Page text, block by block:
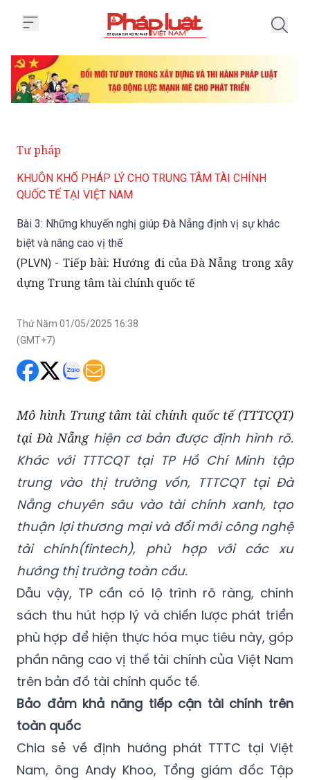
Tư pháp
KHUÔN KHỔ PHÁP LÝ CHO TRUNG TÂM TÀI CHÍNH
QUỐC TẾ TẠI VIỆT NAM
Bài 3: Những khuyến nghị giúp Đà Nẵng định vị sự khác
biệt và nâng cao vị thế
(PLVN) - Tiếp bài: Hướng đi của Đà Nẵng trong xây
dựng Trung tâm tài chính quốc tế
Thứ Năm 01/05/2025 16:38
(GMT+7)
Mô hình Trung tâm tài chính quốc tế (TTTCQT)
tại Đà Nẵng hiện cơ bản được định hình rõ.
Khác với TTTCQT tại TP Hồ Chí Minh tập
trung vào thị trường vốn, TTTCQT tại Đà
Nẵng chuyên sâu vào tài chính xanh, tạo
thuận lợi thương mại và đổi mớicông nghệ
tài chính(fintech), phù hợp với các xu
hướng thị trường toàn cầu.
Dẫu vậy, TP cần có lộ trình rõ ràng, chính
sách thu hút hợp lý và chiến lược phát triển
phù hợp để hiện thực hóa mục tiêu này, góp
phần nâng cao vị thế tài chính của Việt Nam
trên bản đồ tài chính quốc tế.
Bảo đảm khả năng tiếp cận tài chính trên
toàn quốc
Chia sẻ về định hướng phát TTTC tại Việt
Nam, ông Andy Khoo, Tổng giám đốc Tập